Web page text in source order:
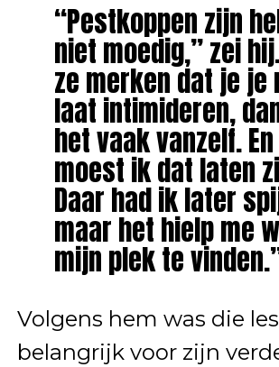
“Pestkoppen zijn
niet moedig,” zei
ze merken dat je je
laat intimideren,
het vaak vanzelf.
moest ik dat laten
Daar had ik later
maar het hielp me
mijn plek te
Volgens hem was die les
belangrijk voor zijn